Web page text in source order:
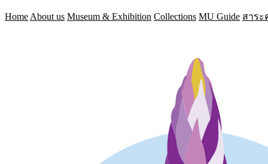
Home About us Museum & Exhibition Collections MU Guide สาระ